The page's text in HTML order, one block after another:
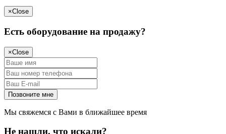
×Close
Есть оборудование на продажу?
×Close
Мы свяжемся с Вами в ближайшее время
Не нашли, что искали?